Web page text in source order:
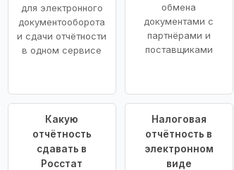
для электронного
документооборота
и сдачи отчётности
в одном сервисе
обмена
документами с
партнёрами и
поставщиками
Какую
отчётность
сдавать в
Росстат
Налоговая
отчётность в
электронном
виде